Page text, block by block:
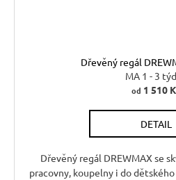
Dřevěný regál
MA 1 - 3
od 1 510
DETAIL
Dřevěný regál DREWMAX se
pracovny, koupelny i do